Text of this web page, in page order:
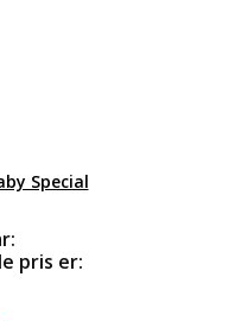
Special
pris er: